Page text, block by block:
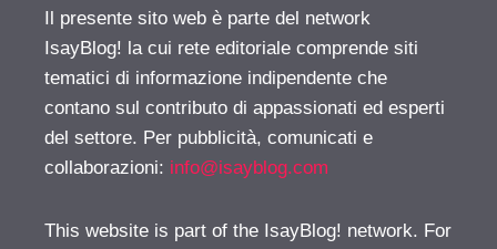
Il presente sito web è parte del network
IsayBlog! la cui rete editoriale comprende siti
tematici di informazione indipendente che
contano sul contributo di appassionati ed esperti
del settore. Per pubblicità, comunicati e
collaborazioni: info@isayblog.com
This website is part of the IsayBlog! network. For